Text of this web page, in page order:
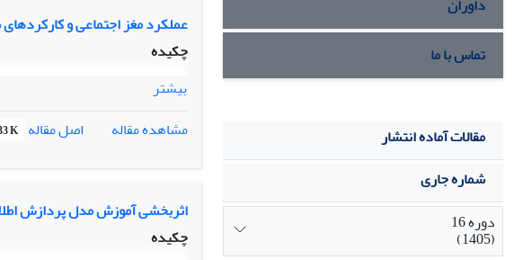
عملکرد مغز اجتماعی و
چکیده
بیشتر
مشاهده مقاله
اصل مقاله K
اثربخشی آموزش مدل پردازش
چکیده
داوران
تماس با ما
مقالات آماده انتشار
شماره جاری
دوره 16
(1405)